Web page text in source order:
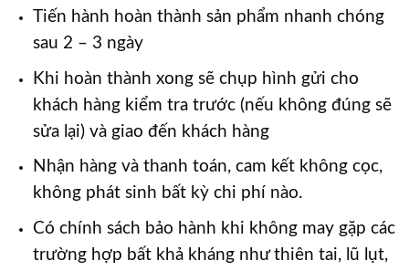
Tiến hành hoàn thành sản phẩm nhanh chóng
sau 2 – 3 ngày
Khi hoàn thành xong sẽ chụp hình gửi cho
khách hàng kiểm tra trước (nếu không đúng sẽ
sửa lại) và giao đến khách hàng
Nhận hàng và thanh toán, cam kết không cọc,
không phát sinh bất kỳ chi phí nào.
Có chính sách bảo hành khi không may gặp các
trường hợp bất khả kháng như thiên tai, lũ lụt,